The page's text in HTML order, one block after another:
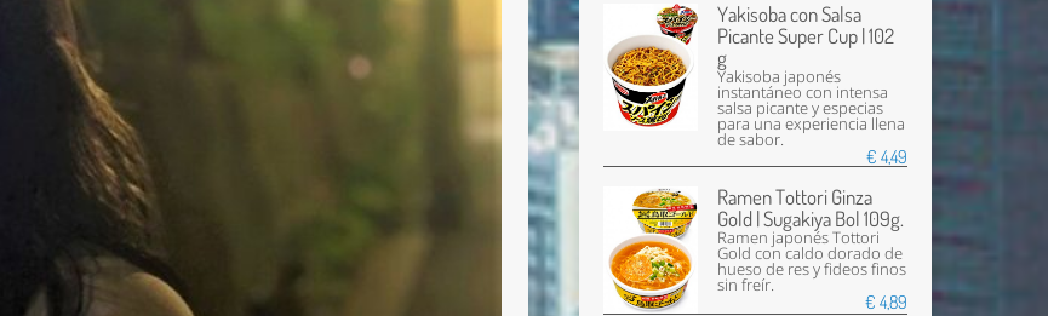
Yakisoba con Salsa
Picante Super Cup | 102
g
Yakisoba japonés
instantáneo con intensa
salsa picante y especias
para una experiencia llena
de sabor.
€ 4,49
Ramen Tottori Ginza
Gold | Sugakiya Bol 109g.
Ramen japonés Tottori
Gold con caldo dorado de
hueso de res y fideos finos
sin freír.
€ 4,89